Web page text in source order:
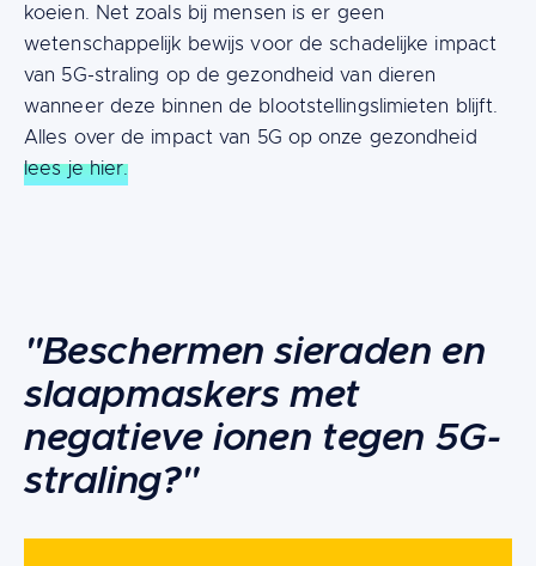
koeien. Net zoals bij mensen is er geen
wetenschappelijk bewijs voor de schadelijke impact
van 5G-straling op de gezondheid van dieren
wanneer deze binnen de blootstellingslimieten blijft.
Alles over de impact van 5G op onze gezondheid
lees je hier.
"Beschermen sieraden en
slaapmaskers met
negatieve ionen tegen 5G-
straling?"